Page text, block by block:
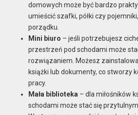
domowych może być bardzo
umieścić szafki, półki czy
porządku.
Mini biuro – jeśli potrzebujesz
przestrzeń pod schodami może
rozwiązaniem. Możesz
książki lub dokumenty, co stworzy
pracy.
Mała biblioteka – dla miłośników
schodami może stać się